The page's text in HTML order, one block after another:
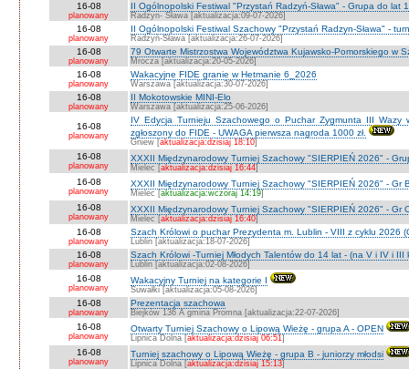
16-08
planowany
II Ogólnopolski Festiwal "Przystań Radzyń-Sława" - Grupa do lat
Radzyn- Sława [aktualizacja:09-07-2026]
16-08
planowany
II Ogólnopolski Festiwal Szachowy "Przystań Radzyn-Sława" -
Radzyń-Sława [aktualizacja:26-07-2026]
16-08
planowany
79 Otwarte Mistrzostwa Województwa Kujawsko-Pomorskiego w
Mrocza [aktualizacja:20-05-2026]
16-08
planowany
Wakacyjne FIDE granie w Hetmanie 6_2026
Warszawa [aktualizacja:30-07-2026]
16-08
planowany
II Mokotowskie MINI-Elo
Warszawa [aktualizacja:25-06-2026]
16-08
planowany
IV Edycja Turnieju Szachowego o Puchar Zygmunta III Wazy
zgłoszony do FIDE - UWAGA pierwsza nagroda 1000 zł.
Gniew [aktualizacja:dzisiaj 18:10]
16-08
planowany
XXXII Międzynarodowy Turniej Szachowy "SIERPIEŃ 2026" -
Mielec [aktualizacja:dzisiaj 16:44]
16-08
planowany
XXXII Międzynarodowy Turniej Szachowy "SIERPIEŃ 2026" - Gr
Mielec [aktualizacja:wczoraj 14:19]
16-08
planowany
XXXII Międzynarodowy Turniej Szachowy "SIERPIEŃ 2026" - Gr
Mielec [aktualizacja:dzisiaj 16:40]
16-08
planowany
Szach Królowi o puchar Prezydenta m. Lublin - VIII z cyklu 2026
Lublin [aktualizacja:18-07-2026]
16-08
planowany
Szach Królowi -Turniej Młodych Talentów do 14 lat - (na V i IV i III
Lublin [aktualizacja:02-08-2026]
16-08
planowany
Wakacyjny Turniej na kategorie I
Suwałki [aktualizacja:05-08-2026]
16-08
planowany
Prezentacja szachowa
Biejków 136 A gmina Promna [aktualizacja:22-07-2026]
16-08
planowany
Otwarty Turniej Szachowy o Lipową Wieżę - grupa A - OPEN
Lipnica Dolna [aktualizacja:dzisiaj 06:51]
16-08
planowany
Turniej szachowy o Lipową Wieżę - grupa B - juniorzy młodsi
Lipnica Dolna [aktualizacja:dzisiaj 15:13]